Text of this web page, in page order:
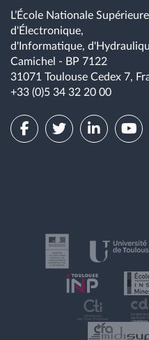
L’École Nationale
d'Électronique,
d'Informatique,
Camichel - BP 7122
31071 Toulouse Cedex 7,
+33 (0)5 34 32 20 00